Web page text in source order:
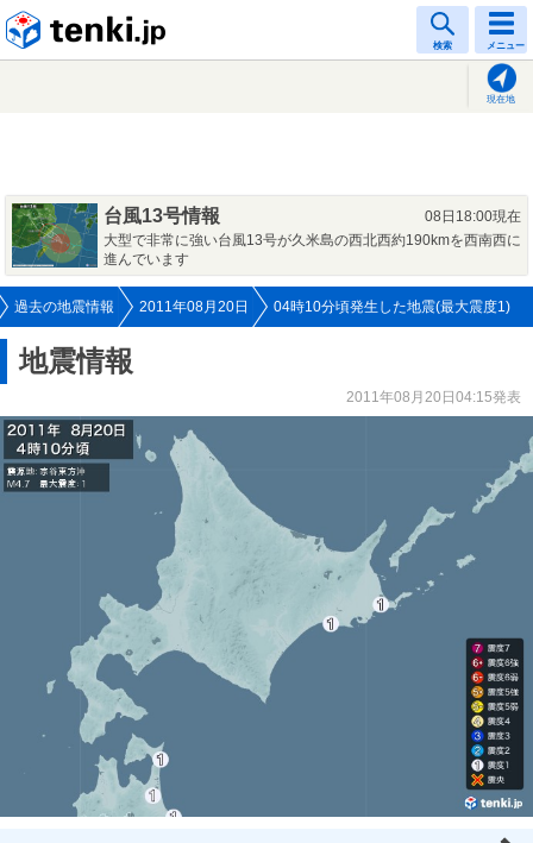
検索 メニュー
現在地
台風13号情報
08日18:00現在
大型で非常に強い台風13号が久米島の西北西約190kmを西南西に
進んでいます
過去の地震情報 2011年08月20日 04時10分頃発生した地震(最大震度1)
地震情報
2011年08月20日04:15発表